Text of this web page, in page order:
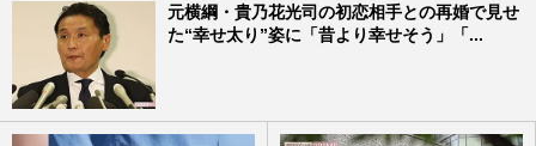
元横綱・貴乃花光司の初恋相手との再婚で見せ
た“幸せ太り”姿に「昔より幸せそう」「...